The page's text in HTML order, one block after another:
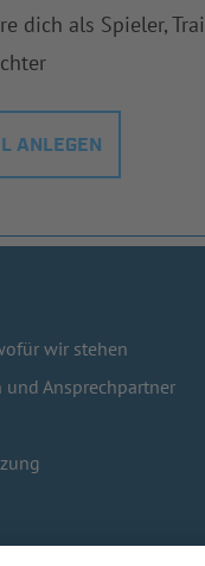
dich als Spieler,
ANLEGEN
wir stehen
und Ansprechpartner